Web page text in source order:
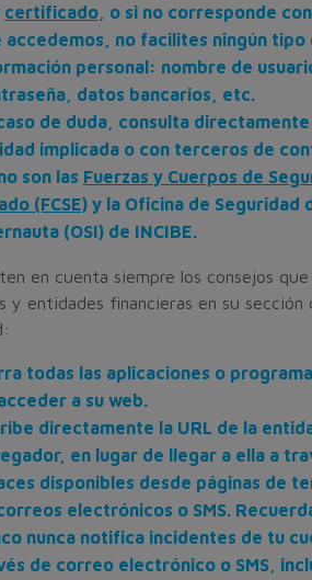
certificado , o si no corresponde
accedemos, no facilites ningún tipo
personal: nombre de
datos bancarios, etc.
de duda, consulta
implicada o con terceros de
son las Fuerzas y Cuerpos de
(FCSE) y la Oficina de Seguridad
(OSI) de INCIBE.
en cuenta siempre los consejos
y entidades financieras en su sección
todas las aplicaciones o
a su web.
directamente la URL de la
en lugar de llegar a ella a
disponibles desde páginas de
electrónicos o SMS.
nunca notifica incidentes de tu
de correo electrónico o SMS,